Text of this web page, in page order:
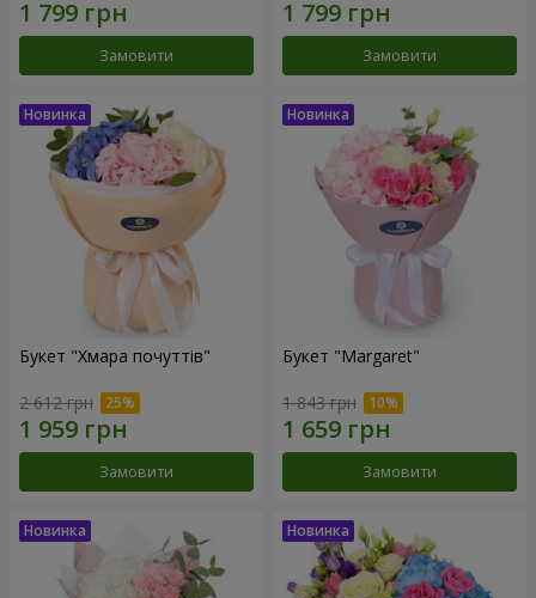
Замовити Замовити
Букет "Хмара почуттів"
2 612 грн
Замовити
Букет "Margaret"
1 843 грн
Замовити